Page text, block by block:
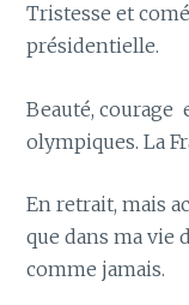
Tristesse et
présidentielle.
Beauté, courage
olympiques. La
En retrait, mais
que dans ma vie
comme jamais.